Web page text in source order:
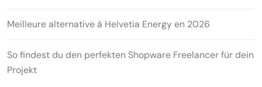
Meilleure alternative à Helvetia Energy en 2026
So findest du den perfekten Shopware Freelancer für dein
Projekt